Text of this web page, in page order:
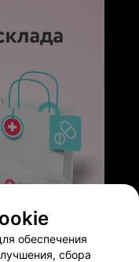
обеспечения
сбора